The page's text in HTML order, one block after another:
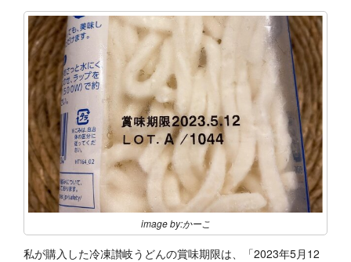
image by:かーこ
私が購入した冷凍讃岐うどんの賞味期限は、「2023年5月12